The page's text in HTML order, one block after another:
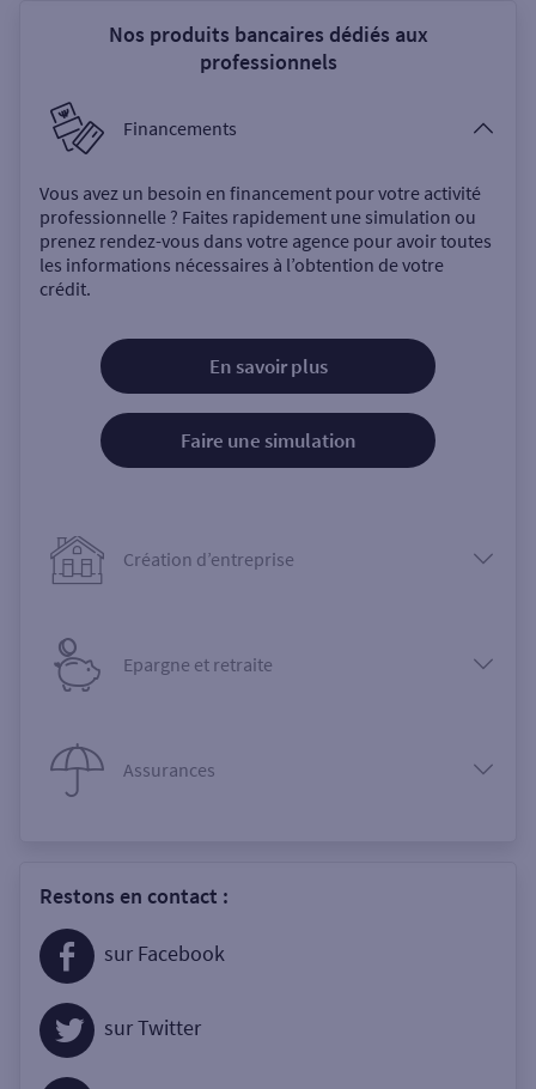
Nos produits bancaires dédiés aux
professionnels
Financements
Vous avez un besoin en financement pour votre activité
professionnelle ? Faites rapidement une simulation ou
prenez rendez-vous dans votre agence pour avoir toutes
les informations nécessaires à l’obtention de votre
crédit.
En savoir plus
Faire une simulation
Création d’entreprise
Epargne et retraite
Assurances
Restons en contact :
sur Facebook
sur Twitter